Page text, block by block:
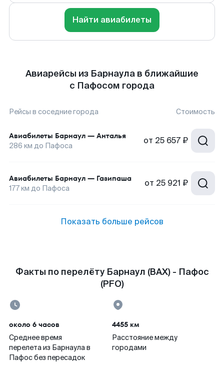
Найти авиабилеты
Авиарейсы из Барнаула в ближайшие
с Пафосом города
Рейсы в соседние города Стоимость
Авиабилеты Барнаул — Анталья
286 км до Пафоса от 25 657 ₽
Авиабилеты Барнаул — Газипаша
177км до Пафоса от 25 921 ₽
Показать больше рейсов
Факты по перелёту Барнаул (BAX) - Пафос
(PFO)
около 6 часов
Среднее время
перелета из Барнаула в
Пафос без пересадок
4455 км
Расстояние между
городами